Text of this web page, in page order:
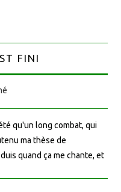
FINI
qu'un long combat, qui
ma thèse de
quand ça me chante, et